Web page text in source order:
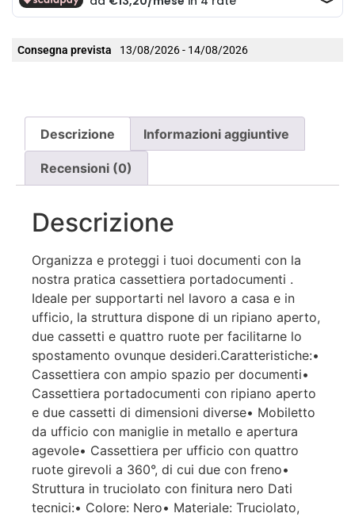
Consegna prevista 13/08/2026 - 14/08/2026
Descrizione Informazioni aggiuntive
Recensioni (0)
Descrizione
Organizza e proteggi i tuoi documenti con la
nostra pratica cassettiera portadocumenti .
Ideale per supportarti nel lavoro a casa e in
ufficio, la struttura dispone di un ripiano aperto,
due cassetti e quattro ruote per facilitarne lo
spostamento ovunque desideri.Caratteristiche:•
Cassettiera con ampio spazio per documenti•
Cassettiera portadocumenti con ripiano aperto
e due cassetti di dimensioni diverse• Mobiletto
da ufficio con maniglie in metallo e apertura
agevole• Cassettiera per ufficio con quattro
ruote girevoli a 360°, di cui due con freno•
Struttura in truciolato con finitura nero Dati
tecnici:• Colore: Nero• Materiale: Truciolato,